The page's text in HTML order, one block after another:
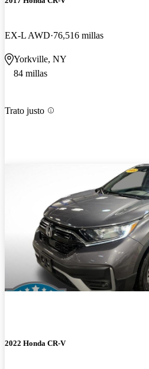
EX-L AWD 76,516 millas
Yorkville, NY
84 millas
Trato justo
2022 Honda CR-V